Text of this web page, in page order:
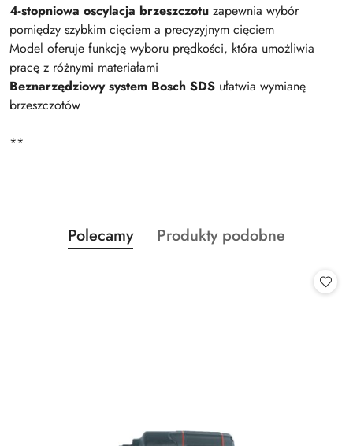
4-stopniowa oscylacja brzeszczotu zapewnia wybór
pomiędzy szybkim cięciem a precyzyjnym cięciem
Model oferuje funkcję wyboru prędkości, która umożliwia
pracę z różnymi materiałami
Beznarzędziowy system Bosch SDS ułatwia wymianę
brzeszczotów
**
Pomiń karuzelę produktów
Produkty
o
Polecamy
Produkty
Produkty podobne